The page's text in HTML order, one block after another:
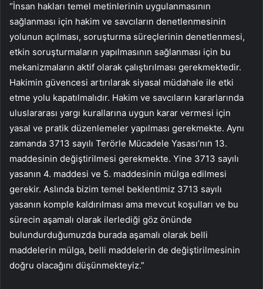
“İnsan hakları temel metinlerinin uygulanmasının
sağlanması için hakim ve savcıların denetlenmesinin
yolunun açılması, soruşturma süreçlerinin denetlenmesi,
etkin soruşturmaların yapılmasının sağlanması için bu
mekanizmaların aktif olarak çalıştırılması gerekmektedir.
Hakimin güvencesi artırılarak siyasal müdahale ile etki
etme yolu kapatılmalıdır. Hakim ve savcıların kararlarında
uluslararası yargı kurallarına uygun karar vermesi için
yasal ve pratik düzenlemeler yapılması gerekmekte. Aynı
zamanda 3713 sayılı Terörle Mücadele Yasası’nın 13.
maddesinin değiştirilmesi gerekmekte. Yine 3713 sayılı
yasanın 4. maddesi ve 5. maddesinin mülga edilmesi
gerekir. Aslında bizim temel beklentimiz 3713 sayılı
yasanın komple kaldırılması ama mevcut koşulları ve bu
sürecin aşamalı olarak ilerlediği göz önünde
bulundurduğumuzda burada aşamalı olarak belli
maddelerin mülga, belli maddelerin de değiştirilmesinin
doğru olacağını düşünmekteyiz.”